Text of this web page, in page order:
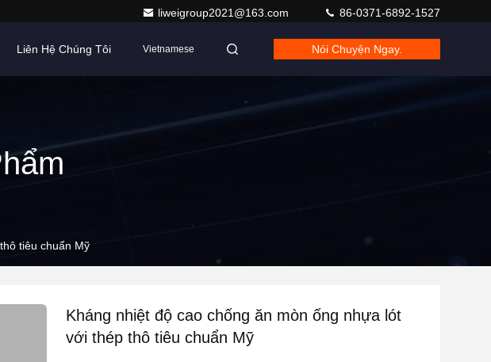
liweigroup2021@163.com 86-0371-6892-1527
Liên Hệ Chúng Tôi Vietnamese Nói Chuyện Ngay.
tiêu chuẩn Mỹ
Kháng nhiệt độ cao chống ăn mòn ống nhựa lót
với thép thô tiêu chuẩn Mỹ